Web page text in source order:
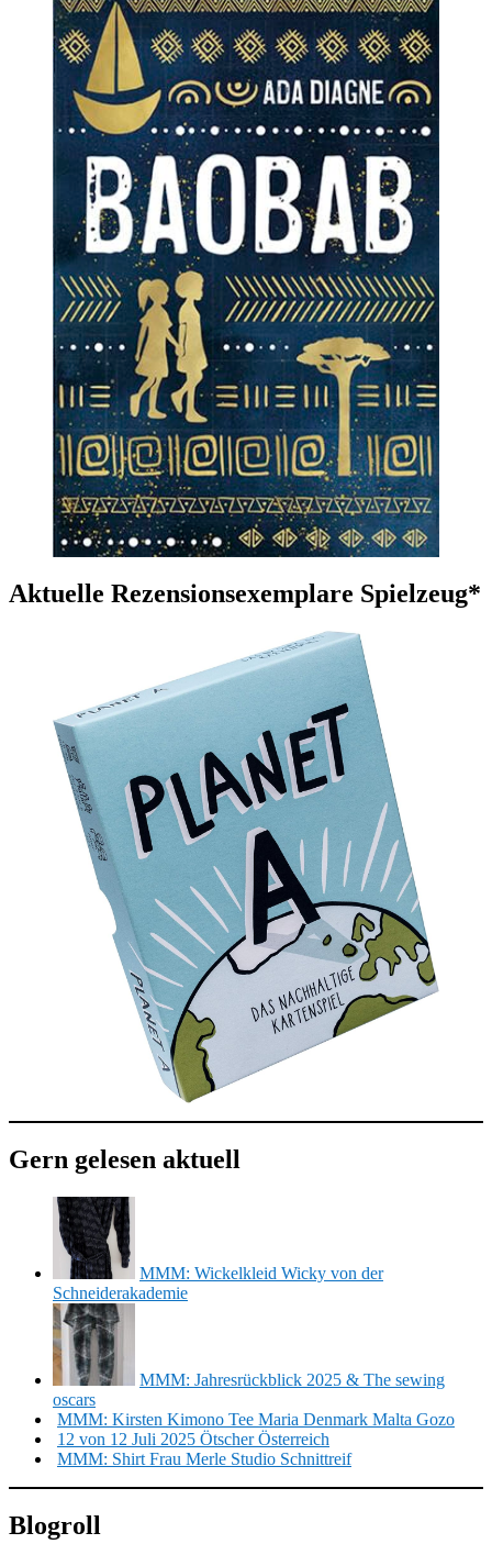
Aktuelle Rezensionsexemplare Spielzeug*
Gern gelesen aktuell
MMM: Wickelkleid Wicky von der
Schneiderakademie
MMM: Jahresrückblick 2025 & The sewing
oscars
MMM: Kirsten Kimono Tee Maria Denmark Malta Gozo
12 von 12 Juli 2025 Ötscher Österreich
MMM: Shirt Frau Merle Studio Schnittreif
Blogroll